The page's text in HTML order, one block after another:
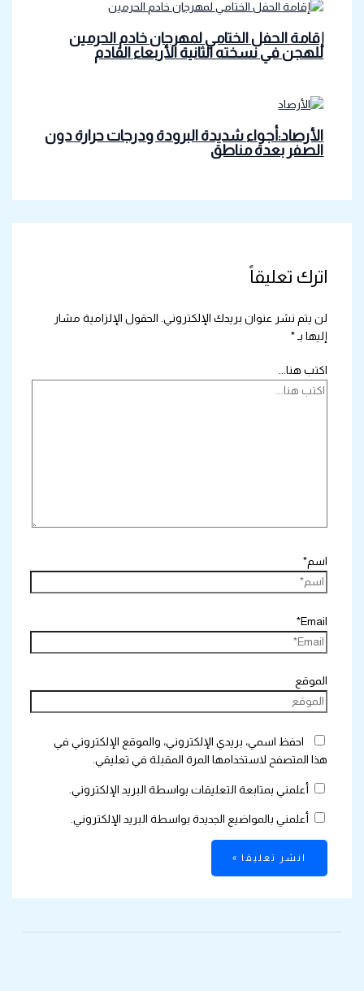
إقامة الحفل الختامي لمهرجان خادم الحرمين
للهجن في نسخته الثانية الأربعاء القادم
الأرصاد:أجواء شديدة البرودة ودرجات حرارة دون
الصفر بعدة مناطق
اترك تعليقاً
لن يتم نشر عنوان بريدك الإلكتروني.
الحقول الإلزامية مشار
إليها بـ *
اكتب هنا...
اسم*
Email*
الموقع
احفظ اسمي، بريدي الإلكتروني، والموقع الإلكتروني في
هذا المتصفح لاستخدامها المرة المقبلة في تعليقي.
أعلمني بمتابعة التعليقات بواسطة البريد الإلكتروني.
أعلمني بالمواضيع الجديدة بواسطة البريد الإلكتروني.